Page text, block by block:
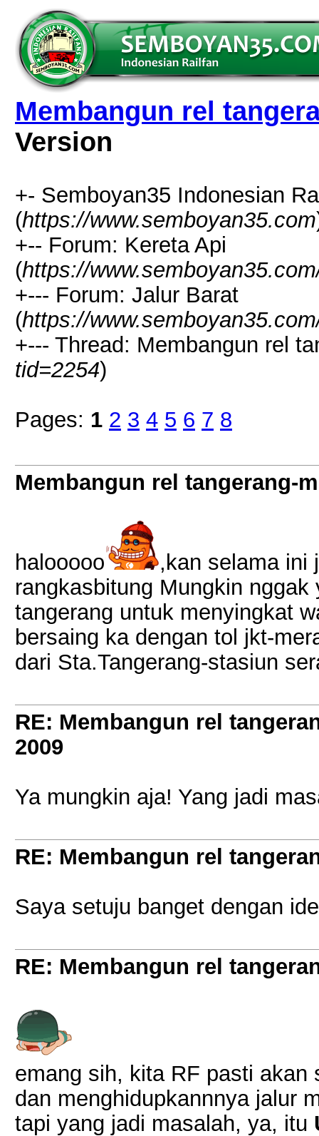
Membangun rel
Version
+- Semboyan35 Indonesian
(https://www.semboyan35.com
+-- Forum: Kereta Api
(https://
+--- Forum: Jalur Barat
(https://
+--- Thread: Membangun rel
tid=2254)
Pages: 1 2 3 4 5 6 7 8
Membangun rel tangerang-
halooooo
,kan selama ini
rangkasbitung Mungkin
tangerang untuk menyingkat
bersaing ka dengan tol jkt-
dari Sta.Tangerang-stasiun
RE: Membangun rel
2009
Ya mungkin aja! Yang jadi
RE: Membangun rel
Saya setuju banget dengan
RE: Membangun rel
emang sih, kita RF pasti akan
dan menghidupkannnya jalur
tapi yang jadi masalah, ya, itu